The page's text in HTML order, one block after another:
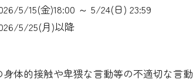
5/15(金)18:00 ～ 5/24(日) 23:59
5/25(月)以降
身体的接触や卑猥な言動等の不適切な言動